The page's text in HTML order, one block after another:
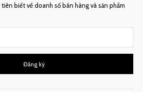
biết về doanh số bán hàng và sản phẩm
Đăng ký